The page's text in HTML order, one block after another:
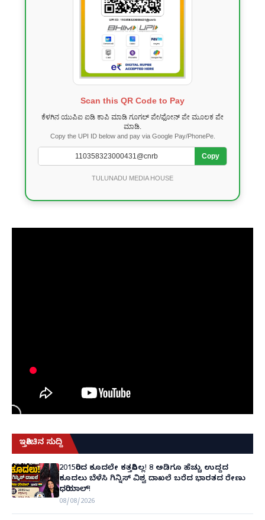
Scan this QR Code to Pay
ಕೆಳಗಿನ ಯುಪಿಐ ಐಡಿ ಕಾಪಿ ಮಾಡಿ ಗೂಗಲ್ ಪೇ/ಫೋನ್ ಪೇ ಮೂಲಕ ಪೇ
ಮಾಡಿ.
Copy the UPI ID below and pay via Google Pay/PhonePe.
Copy
TULUNADU MEDIA HOUSE
ಇತ್ತೀಚಿನ ಸುದ್ದಿ
2015ರಿಂದ ಕೂದಲೇ ಕತ್ತರಿಸಿಲ್ಲ! 8 ಅಡಿಗೂ ಹೆಚ್ಚು ಉದ್ದದ
ಕೂದಲು ಬೆಳೆಸಿ ಗಿನ್ನಿಸ್ ವಿಶ್ವ ದಾಖಲೆ ಬರೆದ ಭಾರತದ ರೇಣು
ಧರಿಯಾಲ್!
08/08/2026